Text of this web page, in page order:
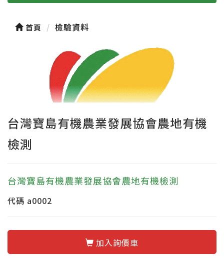
首頁 檢驗資料
台灣寶島有機農業發展協會農地有機
檢測
台灣寶島有機農業發展協會農地有機檢測
代碼 a0002
加入詢價車